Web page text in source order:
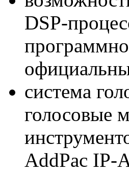
DSP-
система
голосовые
AddPac IP-